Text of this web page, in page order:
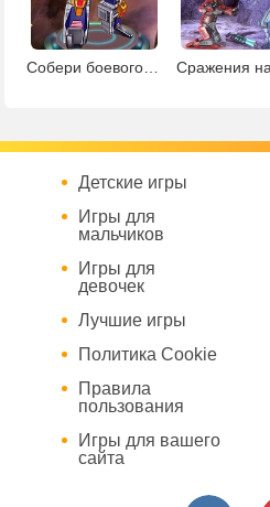
Собери боевого робота Сражения
Детские игры
Игры для
мальчиков
Игры для
девочек
Лучшие игры
Политика Cookie
Правила
пользования
Игры для вашего
сайта